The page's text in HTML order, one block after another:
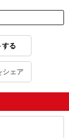
する
シェア